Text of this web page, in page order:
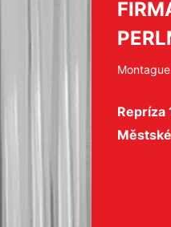
Repríza